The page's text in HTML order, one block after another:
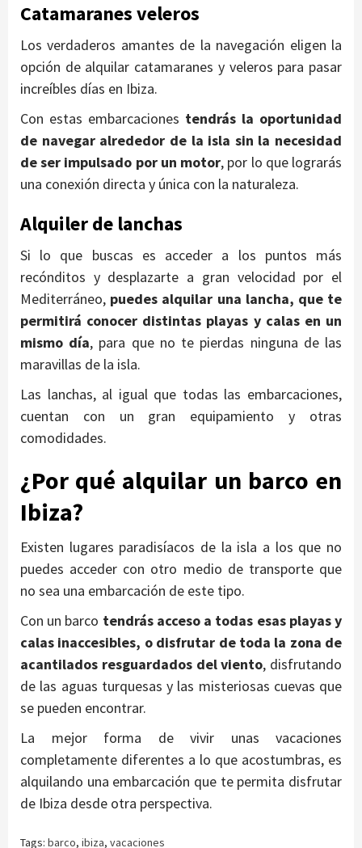
Catamaranes veleros
Los verdaderos amantes de la navegación eligen la
opción de alquilar catamaranes y veleros para pasar
increíbles días en Ibiza.
Con estas embarcaciones tendrás la oportunidad
de navegar alrededor de la isla sin la necesidad
de ser impulsado por un motor, por lo que lograrás
una conexión directa y única con la naturaleza.
Alquiler de lanchas
Si lo que buscas es acceder a los puntos más
recónditos y desplazarte a gran velocidad por el
Mediterráneo, puedes alquilar una lancha, que te
permitirá conocer distintas playas y calas en un
mismo día, para que no te pierdas ninguna de las
maravillas de la isla.
Las lanchas, al igual que todas las embarcaciones,
cuentan con un gran equipamiento y otras
comodidades.
¿Por qué alquilar un barco en
Ibiza?
Existen lugares paradisíacos de la isla a los que no
puedes acceder con otro medio de transporte que
no sea una embarcación de este tipo.
Con un barco tendrás acceso a todas esas playas y
calas inaccesibles, o disfrutar de toda la zona de
acantilados resguardados del viento, disfrutando
de las aguas turquesas y las misteriosas cuevas que
se pueden encontrar.
La mejor forma de vivir unas vacaciones
completamente diferentes a lo que acostumbras, es
alquilando una embarcación que te permita disfrutar
de Ibiza desde otra perspectiva.
Tags: barco, ibiza, vacaciones